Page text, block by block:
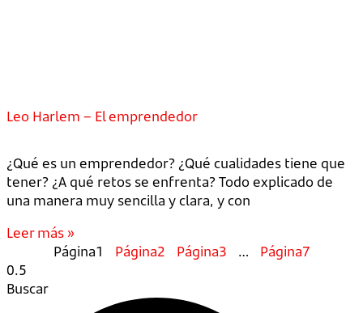
Leo Harlem – El emprendedor
¿Qué es un emprendedor? ¿Qué cualidades tiene que
tener? ¿A qué retos se enfrenta? Todo explicado de
una manera muy sencilla y clara, y con
Leer más »
Página1 Página2 Página3 … Página7
Buscar